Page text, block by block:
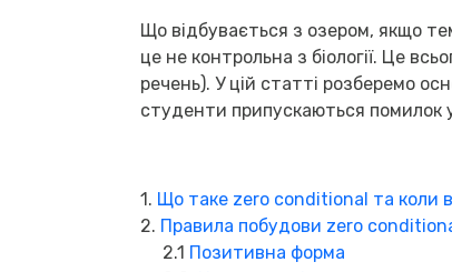
Що відбувається з озером, якщо
це не контрольна з біології. Це
речень). У цій статті розберемо
студенти припускаються помилок
1. Що таке zero conditional та коли
2. Правила побудови zero
2.1 Позитивна форма